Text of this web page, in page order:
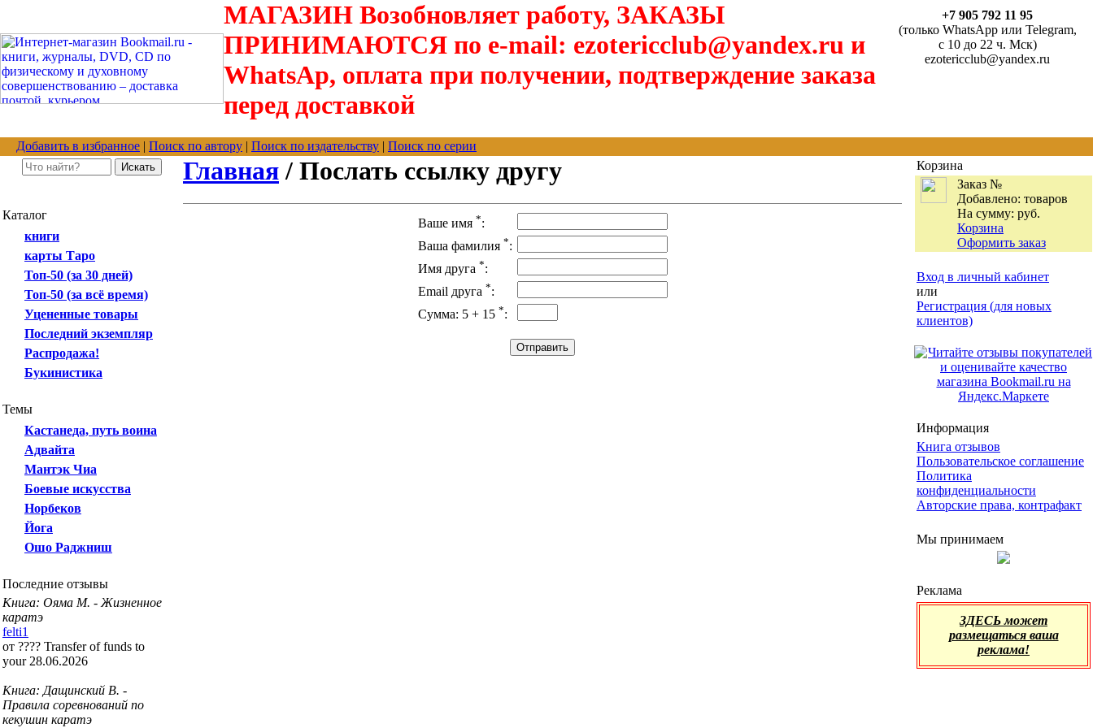
МАГАЗИН Возобновляет работу, ЗАКАЗЫ
ПРИНИМАЮТСЯ по e-mail: ezotericclub@yandex.ru и
WhatsAp, оплата при получении, подтверждение заказа
перед доставкой
+7 905 792 11 95
(только WhatsApp или Telegram,
с 10 до 22 ч. Мск)
ezotericclub@yandex.ru
Добавить в избранное | Поиск по автору | Поиск по издательству | Поиск по серии
Каталог
книги
карты Таро
Топ-50 (за 30 дней)
Топ-50 (за всё время)
Уцененные товары
Последний экземпляр
Распродажа!
Букинистика
Темы
Кастанеда, путь воина
Адвайта
Мантэк Чиа
Боевые искусства
Норбеков
Йога
Ошо Раджниш
Последние отзывы
Книга: Ояма М. - Жизненное
каратэ
felti1
от ???? Transfer of funds to
your 28.06.2026
Книга: Дащинский В. -
Правила соревнований по
кекушин каратэ
Главная / Послать ссылку другу
Ваше имя *:
Ваша фамилия *:
Имя друга *:
Email друга *:
Сумма: 5 + 15 *:
Корзина
Заказ №
Добавлено: товаров
На сумму: руб.
Корзина
Оформить заказ
Вход в личный кабинет
или
Регистрация (для новых
клиентов)
Информация
Книга отзывов
Пользовательское соглашение
Политика
конфиденциальности
Авторские права, контрафакт
Мы принимаем
Реклама
ЗДЕСЬ может
размещаться ваша
реклама!